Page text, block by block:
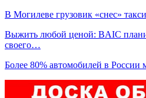
В Могилеве грузовик «снес»
Выжить любой ценой: BAIC
своего…
Более 80% автомобилей в России